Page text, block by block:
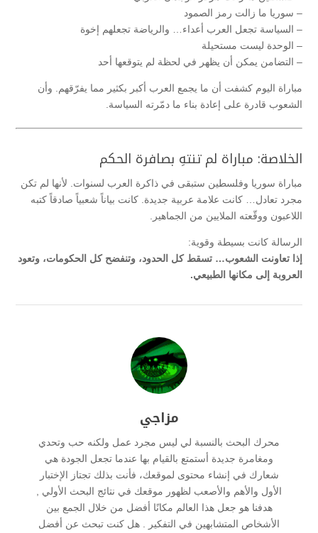
– سوريا ما زالت رمز الصمود
– السياسة تجعل العرب أعداء… والرياضة تجعلهم إخوة
– الوحدة ليست مستحيلة
– التضامن يمكن أن يظهر في لحظة لم يتوقعها أحد
مباراة اليوم كشفت أن ما يجمع العرب أكبر بكثير مما يفرّقهم. وأن
الشعوب قادرة على إعادة بناء ما دمّرته السياسة.
الخلاصة: مباراة لم تنتهِ بصافرة الحكم
مباراة سوريا وفلسطين ستبقى في ذاكرة العرب لسنوات. لأنها لم تكن
مجرد تعادل… كانت علامة عربية جديدة. كانت بياناً شعبياً صادقاً كتبه
اللاعبون ووقّعته الملايين من الجماهير.
الرسالة كانت بسيطة وقوية:
إذا تعاونت الشعوب… تسقط كل الحدود، وتنفضح كل الحكومات، وتعود
العروبة إلى مكانها الطبيعي.
مزاجي
محرك البحث بالنسبة لي ليس مجرد عمل ولكنه حب وتحدي
ومغامرة جديدة أستمتع بالقيام بها عندما تجعل الجودة هي
شعارك في إنشاء محتوى لموقعك، فأنت بذلك تجتاز الإختبار
الأول والأهم والأصعب لظهور موقعك في نتائج البحث الأولي ,
هدفنا هو جعل هذا العالم مكانًا أفضل من خلال الجمع بين
الأشخاص المتشابهين في التفكير . هل كنت تبحث عن أفضل